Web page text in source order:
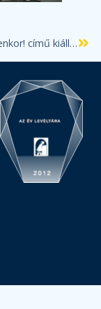
A Bor-mindenkor! című kiállításunk bemutatása az ELTE Eötvös Collegiumban